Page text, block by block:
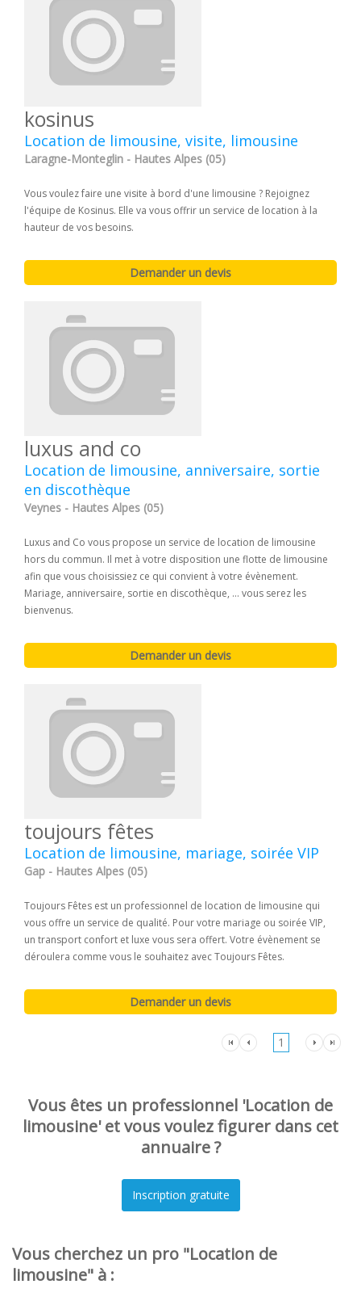
kosinus
Location de limousine, visite, limousine
Laragne-Monteglin - Hautes Alpes (05)
Vous voulez faire une visite à bord d'une limousine ? Rejoignez
l'équipe de Kosinus. Elle va vous offrir un service de location à la
hauteur de vos besoins.
luxus and co
Location de limousine, anniversaire, sortie
en discothèque
Veynes - Hautes Alpes (05)
Luxus and Co vous propose un service de location de limousine
hors du commun. Il met à votre disposition une flotte de limousine
afin que vous choisissiez ce qui convient à votre évènement.
Mariage, anniversaire, sortie en discothèque, ... vous serez les
bienvenus.
toujours fêtes
Location de limousine, mariage, soirée VIP
Gap - Hautes Alpes (05)
Toujours Fêtes est un professionnel de location de limousine qui
vous offre un service de qualité. Pour votre mariage ou soirée VIP,
un transport confort et luxe vous sera offert. Votre évènement se
déroulera comme vous le souhaitez avec Toujours Fêtes.
1
Vous êtes un professionnel 'Location de
limousine' et vous voulez figurer dans cet
annuaire ?
Vous cherchez un pro "Location de
limousine" à :